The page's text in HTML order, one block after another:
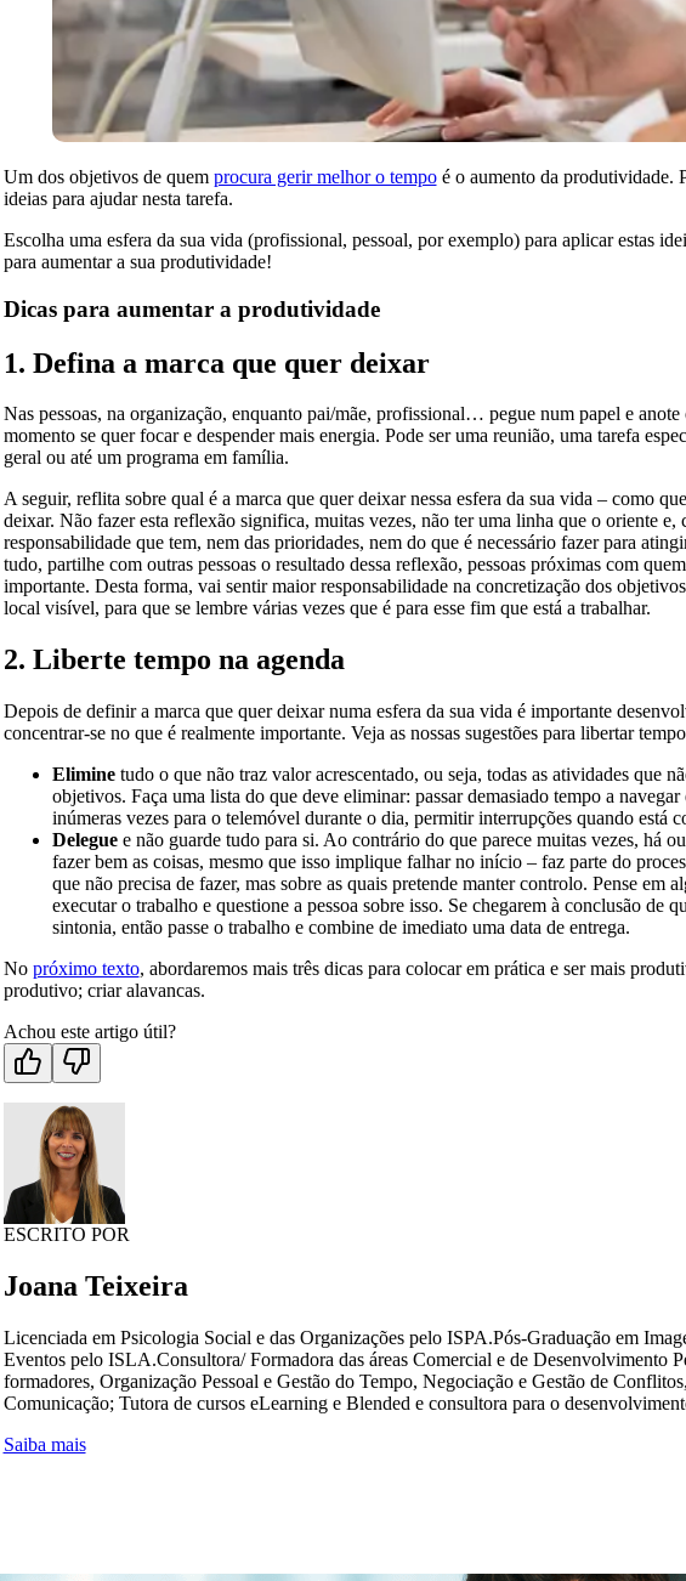
Um dos objetivos de quem procura gerir melhor o tempoé o aumento da produtividade.
ideias para ajudar nesta tarefa.
Escolha uma esfera da sua vida (profissional, pessoal, por exemplo) para aplicar estas
para aumentar a sua produtividade!
Dicas para aumentar a produtividade
1. Defina a marca que quer deixar
Nas pessoas, na organização, enquanto pai/mãe, profissional… pegue num papel e
momento se quer focar e despender mais energia. Pode ser uma reunião, uma tarefa
geral ou até um programa em família.
A seguir, reflita sobre qual é a marca que quer deixar nessa esfera da sua vida – como
deixar. Não fazer esta reflexão significa, muitas vezes, não ter uma linha que o oriente e,
responsabilidade que tem, nem das prioridades, nem do que é necessário fazer para
tudo, partilhe com outras pessoas o resultado dessa reflexão, pessoas próximas com
importante. Desta forma, vai sentir maior responsabilidade na concretização dos
local visível, para que se lembre várias vezes que é para esse fim que está a trabalhar.
2. Liberte tempo na agenda
Depois de definir a marca que quer deixar numa esfera da sua vida é importante
concentrar-se no que é realmente importante. Veja as nossas sugestões para libertar
Eliminetudo o que não traz valor acrescentado, ou seja, todas as atividades que
objetivos. Faça uma lista do que deve eliminar: passar demasiado tempo a
inúmeras vezes para o telemóvel durante o dia, permitir interrupções quando está
Deleguee não guarde tudo para si. Ao contrário do que parece muitas vezes, há
fazer bem as coisas, mesmo que isso implique falhar no início – faz parte do
que não precisa de fazer, mas sobre as quais pretende manter controlo. Pense em
executar o trabalho e questione a pessoa sobre isso. Se chegarem à conclusão de
sintonia, então passe o trabalho e combine de imediato uma data de entrega.
No próximo texto, abordaremos mais três dicas para colocar em prática e ser mais
produtivo; criar alavancas.
Achou este artigo útil?
ESCRITO POR
Joana Teixeira
Licenciada em Psicologia Social e das Organizações pelo ISPA.Pós-Graduação em
Eventos pelo ISLA.Consultora/ Formadora das áreas Comercial e de Desenvolvimento
formadores, Organização Pessoal e Gestão do Tempo, Negociação e Gestão de
Comunicação; Tutora de cursos eLearning e Blended e consultora para o
Saiba mais